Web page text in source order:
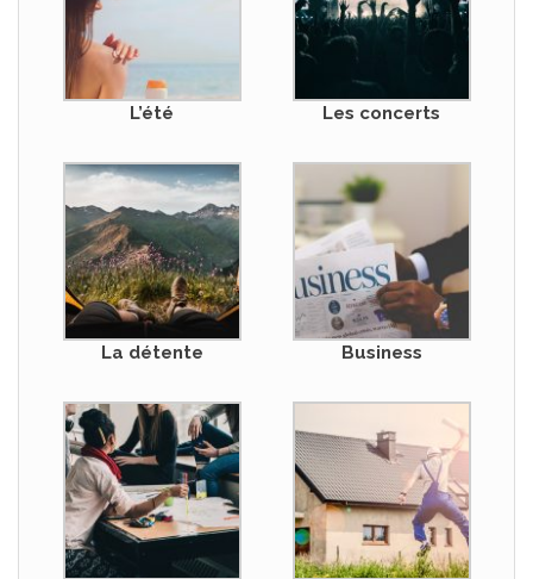
L’été Les concerts
La détente Business